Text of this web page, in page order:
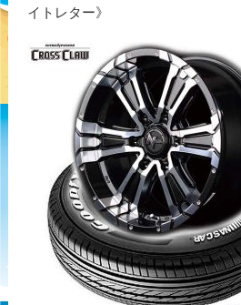
イトレター》